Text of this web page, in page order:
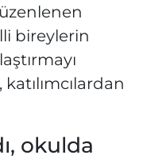
bireylerin
okulda